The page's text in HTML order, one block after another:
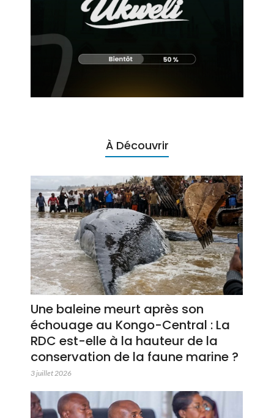
À Découvrir
Une baleine meurt après son
échouage au Kongo-Central : La
RDC est-elle à la hauteur de la
conservation de la faune marine ?
3 juillet 2026